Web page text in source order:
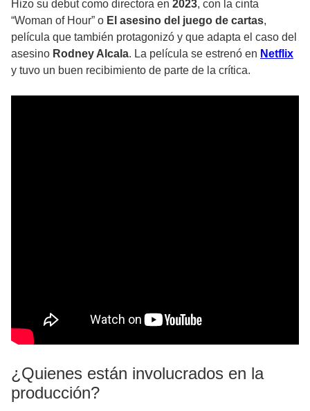
Hizo su debut como directora en 2023, con la cinta
“Woman of Hour” o El asesino del juego de cartas,
película que también protagonizó y que adapta el caso del
asesino Rodney Alcala. La película se estrenó en Netflix
y tuvo un buen recibimiento de parte de la crítica.
¿Quienes están involucrados en la
producción?